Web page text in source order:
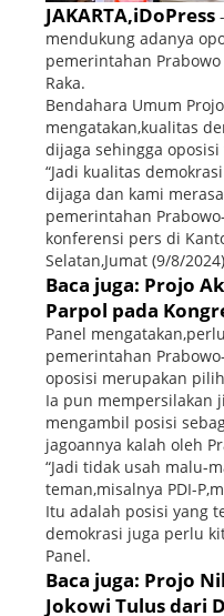
JAKARTA,iDoPress
mendukung adanya
pemerintahan
Raka.
Bendahara Umum
mengatakan,kualitas
dijaga sehingga
“Jadi kualitas
dijaga dan kami
pemerintahan
konferensi pers di
Selatan,Jumat (9/8/
Baca juga: Projo
Parpol pada
Panel
pemerintahan
oposisi merupakan
Ia pun mempersilakan
mengambil posisi
jagoannya kalah oleh
“Jadi tidak usah malu-
teman,misalnya PDI-
Itu adalah posisi yang
demokrasi juga perlu
Panel.
Baca juga: Projo
Jokowi Tulus dari